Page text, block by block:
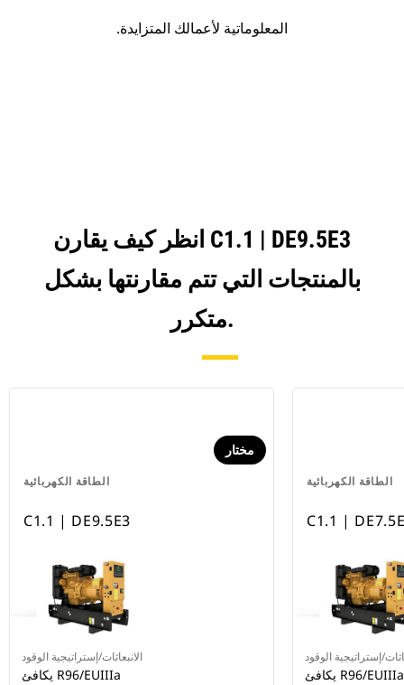
المعلوماتية لأعمالك المتزايدة.
انظر كيف يقارن C1.1 | DE9.5E3
بالمنتجات التي تتم مقارنتها بشكل
متكرر.
الطاقة الكهربائية
مختار
C1.1 | DE9.5E3
الانبعاثات/إستراتيجية الوقود
يكافئ R96/EUIIIa
الطاقة الكهربائية
C1.1 |
إستراتيجية الوقود
يكافئ R96/EUIIIa